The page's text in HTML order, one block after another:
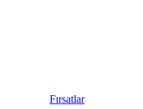
Fırsatlar